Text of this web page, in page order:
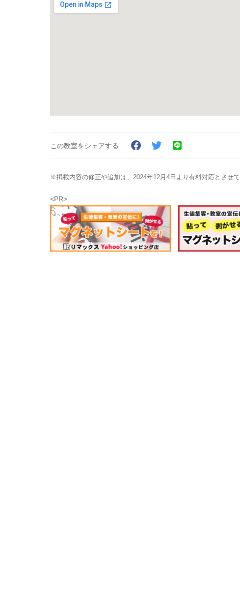
この教室をシェアする
※掲載内容の修正や追加は、2024年12月4日より有料対応とさせ
<PR>